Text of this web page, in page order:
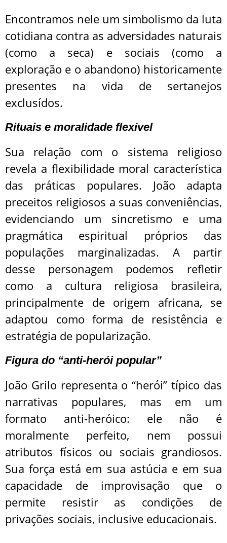
Encontramos nele um simbolismo da luta
cotidiana contra as adversidades naturais
(como a seca) e sociais (como a
exploração e o abandono) historicamente
presentes na vida de sertanejos
exclusídos.
Rituais e moralidade flexível
Sua relação com o sistema religioso
revela a flexibilidade moral característica
das práticas populares. João adapta
preceitos religiosos a suas conveniências,
evidenciando um sincretismo e uma
pragmática espiritual próprios das
populações marginalizadas. A partir
desse personagem podemos refletir
como a cultura religiosa brasileira,
principalmente de origem africana, se
adaptou como forma de resistência e
estratégia de popularização.
Figura do “anti-herói popular”
João Grilo representa o “herói” típico das
narrativas populares, mas em um
formato anti-heróico: ele não é
moralmente perfeito, nem possui
atributos físicos ou sociais grandiosos.
Sua força está em sua astúcia e em sua
capacidade de improvisação que o
permite resistir as condições de
privações sociais, inclusive educacionais.